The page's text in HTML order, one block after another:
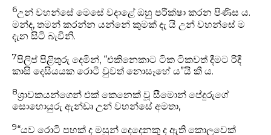
6උන් වහන්සේ මෙසේ වදාළේ ඔහු පරීක්ෂා කරන පිණිස ය.
මන්ද, තමන් කරන්න යන්නේ කුමක් දැ යි උන් වහන්සේ ම
දැන සිටි බැවිනි.
7පිලිප් පිළිතුරු දෙමින්, “එකිනෙකාට ටික ටිකවත් දීමට රිදී
කාසි දෙසියයක රොටි වුවත් නොසෑහේ ය”යි කී ය.
8ශ්‍රාවකයන්ගෙන් එක් කෙනෙක් වූ සීමොන් පේදුරුගේ
සොහොයුරු ඇන්ඩෘ උන් වහන්සේ අමතා,
9“යව රොටි පහක් ද මසුන් දෙදෙනකු ද ඇති කොලුවෙක්